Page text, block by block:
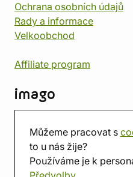
Můžeme pracovat s
to u nás žije?
Používáme je k
Ochrana osobních údajů
Rady a informace
Velkoobchod
Affiliate program
imago
Prodejna
Herna
O nás